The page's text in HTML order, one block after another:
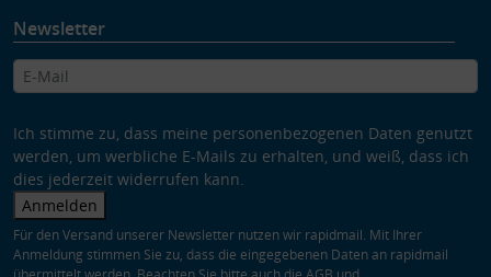
Newsletter
Ich stimme zu, dass meine personenbezogenen Daten genutzt
werden, um werbliche E-Mails zu erhalten, und weiß, dass ich
dies jederzeit widerrufen kann.
Anmelden
Für den Versand unserer Newsletter nutzen wir rapidmail. Mit Ihrer
Anmeldung stimmen Sie zu, dass die eingegebenen Daten an rapidmail